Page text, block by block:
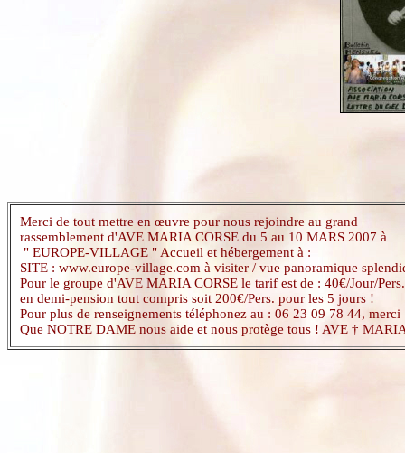
Merci de tout mettre en œuvre pour nous rejoindre au grand
rassemblement d'AVE MARIA CORSE du 5 au 10 MARS 2007 à
" EUROPE-VILLAGE " Accueil et hébergement à :
SITE : www.europe-village.com à visiter / vue panoramique
Pour le groupe d'AVE MARIA CORSE le tarif est de : 40€/Jour/Pers.
en demi-pension tout compris soit 200€/Pers. pour les 5 jours !
Pour plus de renseignements téléphonez au : 06 23 09 78 44, merci
Que NOTRE DAME nous aide et nous protège tous ! AVE †